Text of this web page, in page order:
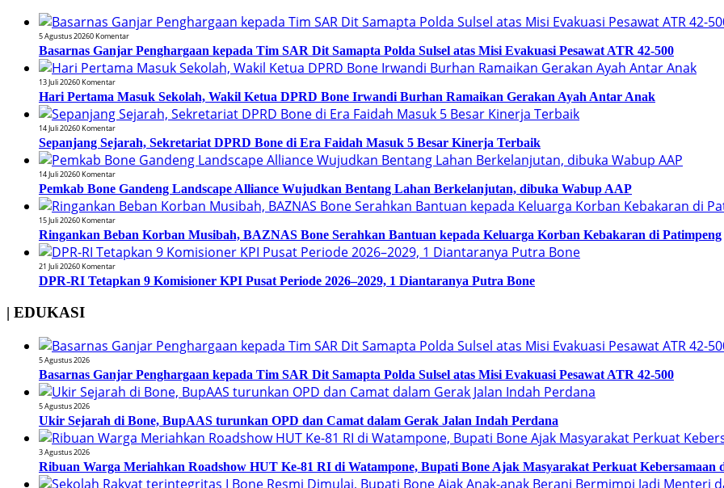
5 Agustus 20260 Komentar
Basarnas Ganjar Penghargaan kepada Tim SAR Dit Samapta Polda Sulsel atas Misi Evakuasi Pesawat ATR 42-500
13 Juli 20260 Komentar
Hari Pertama Masuk Sekolah, Wakil Ketua DPRD Bone Irwandi Burhan Ramaikan Gerakan Ayah Antar Anak
14 Juli 20260 Komentar
Sepanjang Sejarah, Sekretariat DPRD Bone di Era Faidah Masuk 5 Besar Kinerja Terbaik
14 Juli 20260 Komentar
Pemkab Bone Gandeng Landscape Alliance Wujudkan Bentang Lahan Berkelanjutan, dibuka Wabup AAP
15 Juli 20260 Komentar
Ringankan Beban Korban Musibah, BAZNAS Bone Serahkan Bantuan kepada Keluarga Korban Kebakaran di Patimpeng
21 Juli 20260 Komentar
DPR-RI Tetapkan 9 Komisioner KPI Pusat Periode 2026–2029, 1 Diantaranya Putra Bone
| EDUKASI
5 Agustus 2026
Basarnas Ganjar Penghargaan kepada Tim SAR Dit Samapta Polda Sulsel atas Misi Evakuasi Pesawat ATR 42-500
5 Agustus 2026
Ukir Sejarah di Bone, BupAAS turunkan OPD dan Camat dalam Gerak Jalan Indah Perdana
3 Agustus 2026
Ribuan Warga Meriahkan Roadshow HUT Ke-81 RI di Watampone, Bupati Bone Ajak Masyarakat Perkuat Kebersamaan